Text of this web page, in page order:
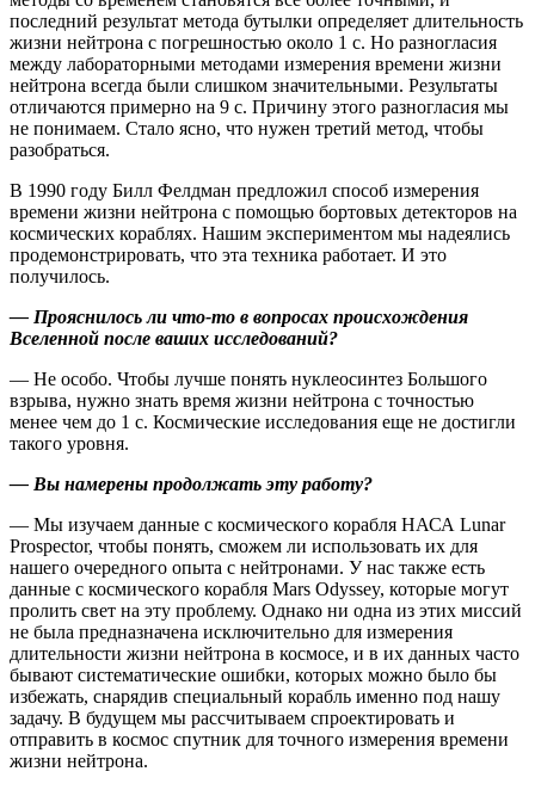
последний результат метода бутылки определяет длительность
жизни ­нейтрона с погрешностью около 1 с. Но разногласия
между лабораторными методами измерения времени жизни
нейтрона всегда были слишком значительными. Результаты
отличаются примерно на 9 с. Причину этого разногласия мы
не понимаем. Стало ясно, что нужен третий метод, чтобы
разобраться.
В 1990 году Билл Фелдман предложил способ измерения
времени жизни нейтрона с помощью бортовых детекторов на
космических кораблях. Нашим экспериментом мы надеялись
продемонстрировать, что эта техника работает. И это
получилось.
— Прояснилось ли что-то в вопросах происхождения
Вселенной после ваших исследований?
— Не особо. Чтобы лучше понять нуклеосинтез Большого
взрыва, нужно знать время жизни нейтрона с точностью
менее чем до 1 с. Космические исследования еще не достигли
такого уровня.
— Вы намерены продолжать эту работу?
— Мы изучаем данные с космического корабля НАСА Lunar
Prospector, чтобы понять, сможем ли использовать их для
нашего очередного опыта с нейтронами. У нас также есть
данные с космического корабля Mars Odyssey, которые могут
пролить свет на эту проблему. Однако ни одна из этих миссий
не была предназначена исключительно для измерения
длительности жизни нейтрона в космосе, и в их данных часто
бывают систематические ошибки, которых можно было бы
избежать, снарядив специальный корабль именно под нашу
задачу. В будущем мы рассчитываем спроектировать и
отправить в космос спутник для точного измерения времени
жизни нейтрона.